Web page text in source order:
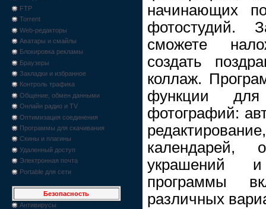
FTP
Torrent
Web-редакторы
Аватары и смайлы
Блокировка рекламы
Браузеры
Закладки и избранное
Контроль трафика
Общение, обмен данными
Онлайн радио и TV
Оптимизация соединения
Программы для скачивания
Скины и плагины
Удаленный доступ
Электронная почта
Portable для сети
Безопасность
Антивирусы
начинающих
фотостудий.
сможете
создать
коллаж.
функции
фотографий:
календарей,
украшений
программы
различных